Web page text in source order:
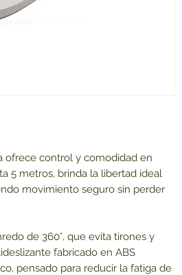
ofrece control y comodidad en
5 metros, brinda la libertad ideal
movimiento seguro sin perder
de 360°, que evita tirones y
fabricado en ABS
pensado para reducir la fatiga de